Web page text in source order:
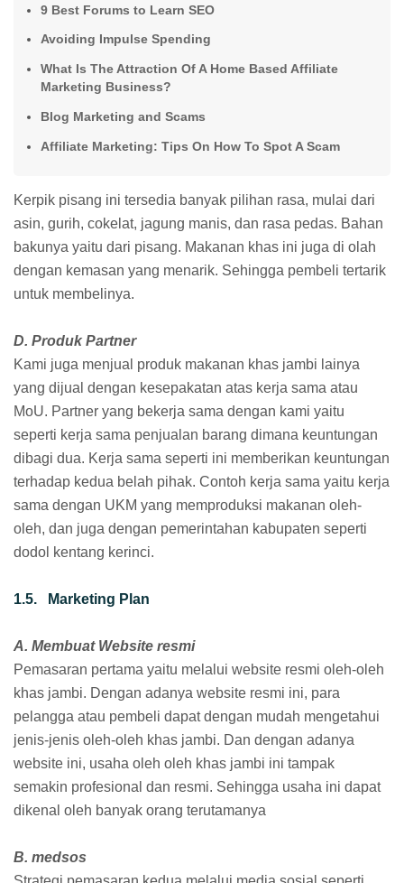
9 Best Forums to Learn SEO
Avoiding Impulse Spending
What Is The Attraction Of A Home Based Affiliate
Marketing Business?
Blog Marketing and Scams
Affiliate Marketing: Tips On How To Spot A Scam
Kerpik pisang ini tersedia banyak pilihan rasa, mulai dari
asin, gurih, cokelat, jagung manis, dan rasa pedas. Bahan
bakunya yaitu dari pisang. Makanan khas ini juga di olah
dengan kemasan yang menarik. Sehingga pembeli tertarik
untuk membelinya.
D. Produk Partner
Kami juga menjual produk makanan khas jambi lainya
yang dijual dengan kesepakatan atas kerja sama atau
MoU. Partner yang bekerja sama dengan kami yaitu
seperti kerja sama penjualan barang dimana keuntungan
dibagi dua. Kerja sama seperti ini memberikan keuntungan
terhadap kedua belah pihak. Contoh kerja sama yaitu kerja
sama dengan UKM yang memproduksi makanan oleh-
oleh, dan juga dengan pemerintahan kabupaten seperti
dodol kentang kerinci.
1.5. Marketing Plan
A. Membuat Website resmi
Pemasaran pertama yaitu melalui website resmi oleh-oleh
khas jambi. Dengan adanya website resmi ini, para
pelangga atau pembeli dapat dengan mudah mengetahui
jenis-jenis oleh-oleh khas jambi. Dan dengan adanya
website ini, usaha oleh oleh khas jambi ini tampak
semakin profesional dan resmi. Sehingga usaha ini dapat
dikenal oleh banyak orang terutamanya
B. medsos